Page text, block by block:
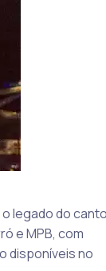
legado do
e MPB, com
disponíveis no